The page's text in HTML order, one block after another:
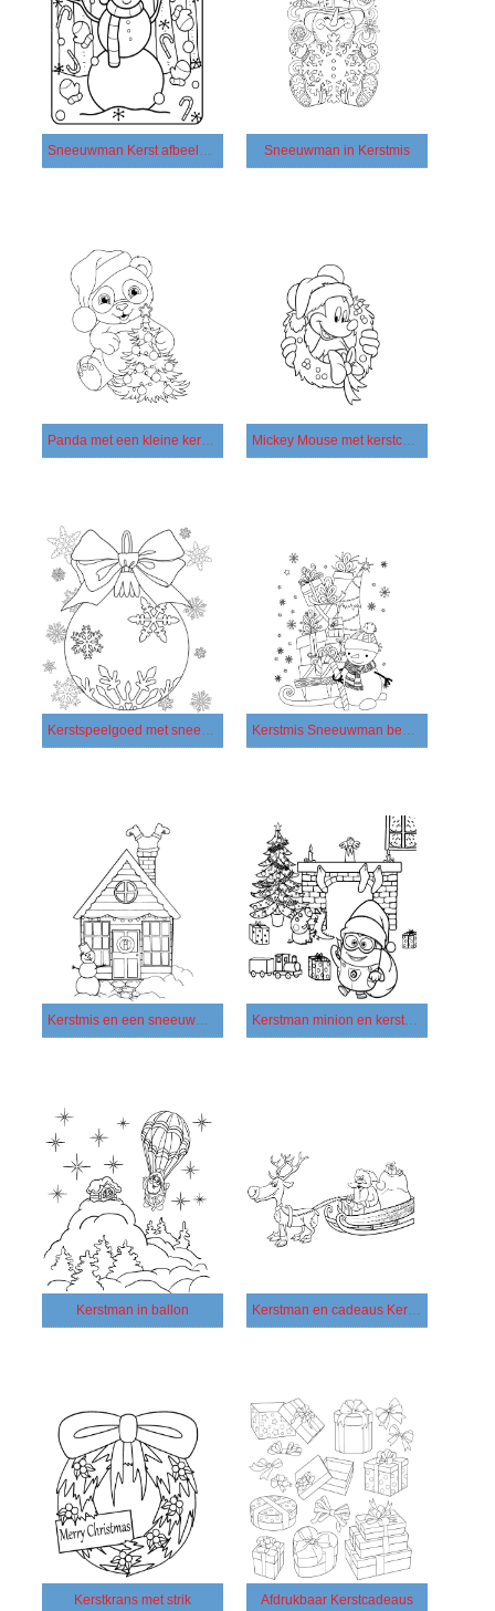
Sneeuwman Kerst afbeelding Sneeuwman in Kerstmis
Panda met een kleine kerstboom Mickey Mouse met kerstcadeau
Kerstspeelgoed met sneeuwvlokken Kerstmis Sneeuwman bewaakt geschenken
Kerstmis en een sneeuwman Kerstman minion en kerstbomen
Kerstman in ballon Kerstman en cadeaus Kerstmis
Kerstkrans met strik Afdrukbaar Kerstcadeaus